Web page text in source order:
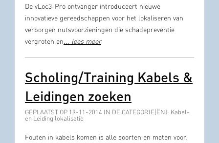
De vLoc3-Pro ontvanger introduceert nieuwe
innovatieve gereedschappen voor het lokaliseren van
verborgen nutsvoorzieningen die schadepreventie
vergroten en... lees meer
Scholing/Training Kabels &
Leidingen zoeken
GEPLAATST OP 19-11-2014 IN DE CATEGORIE(ËN): Kabel-
en Leiding lokalisatie
Fouten in kabels komen is alle soorten en maten voor.